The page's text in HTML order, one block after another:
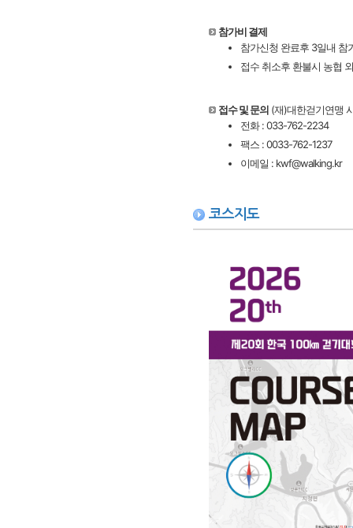
참가비 결제
참가신청 완료후 3일내 참
접수 취소후 환불시 농협
접수 및 문의 (재)대한걷기연맹
전화 : 033-762-2234
팩스 : 0033-762-1237
이메일 : kwf@walking.kr
코스지도